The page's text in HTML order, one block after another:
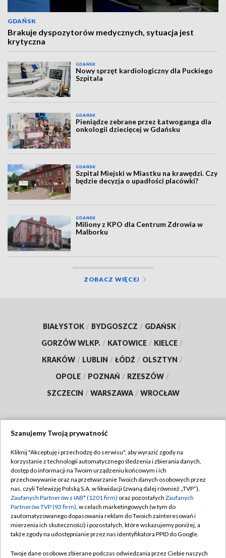
GDAŃSK
Brakuje dyspozytorów medycznych, sytuacja jest
krytyczna
GDAŃSK
Nowy sprzęt kardiologiczny dla Puckiego
Szpitala
GDAŃSK
Pieniądze zebrane przez Łatwoganga dla
onkologii dziecięcej w Gdańsku
GDAŃSK
Szpital Miejski w Miastku na krawędzi. Czy
będzie decyzja o upadłości placówki?
GDAŃSK
Miliony z KPO dla Centrum Zdrowia w
Malborku
ZOBACZ WIĘCEJ
BIAŁYSTOK / BYDGOSZCZ / GDAŃSK /
GORZÓW WLKP. / KATOWICE / KIELCE /
KRAKÓW / LUBLIN / ŁÓDŹ / OLSZTYN /
OPOLE / POZNAŃ / RZESZÓW /
SZCZECIN / WARSZAWA / WROCŁAW
TVP
Abonament TVP
Emisja w TVP
Centrum informacji TVP
Naziemna Telewizja Cyfrowa
Regulamin TVP
Polityka prywatności
Moje zgody
Pomoc
Szanujemy Twoją prywatność
Kliknij "Akceptuję i przechodzę do serwisu", aby wyrazić zgody na
korzystanie z technologii automatycznego śledzenia i zbierania danych,
dostęp do informacji na Twoim urządzeniu końcowym i ich
przechowywanie oraz na przetwarzanie Twoich danych osobowych przez
nas, czyli Telewizję Polską S.A. w likwidacji (zwaną dalej również „TVP”),
Zaufanych Partnerów z IAB* (1201 firm) oraz pozostałych Zaufanych
Partnerów TVP (93 firm), w celach marketingowych (w tym do
zautomatyzowanego dopasowania reklam do Twoich zainteresowań i
mierzenia ich skuteczności) i pozostałych, które wskazujemy poniżej, a
także zgody na udostępnianie przez nas identyfikatora PPID do Google.
Twoje dane osobowe zbierane podczas odwiedzania przez Ciebie naszych